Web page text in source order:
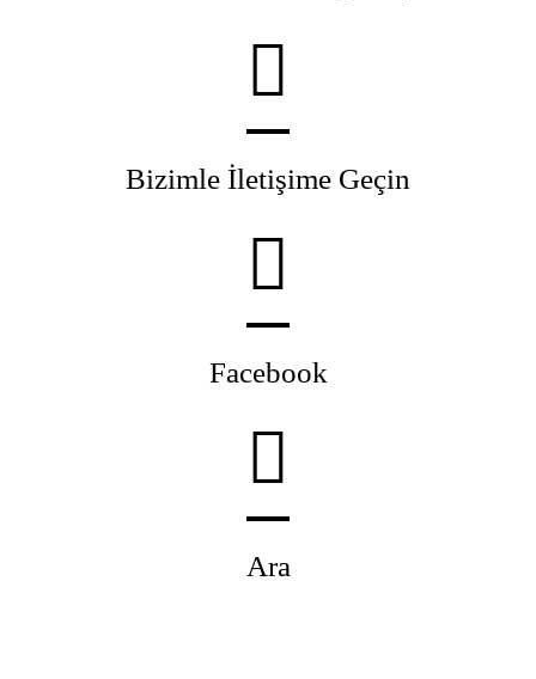
Bizimle İletişime Geçin
Facebook
Ara